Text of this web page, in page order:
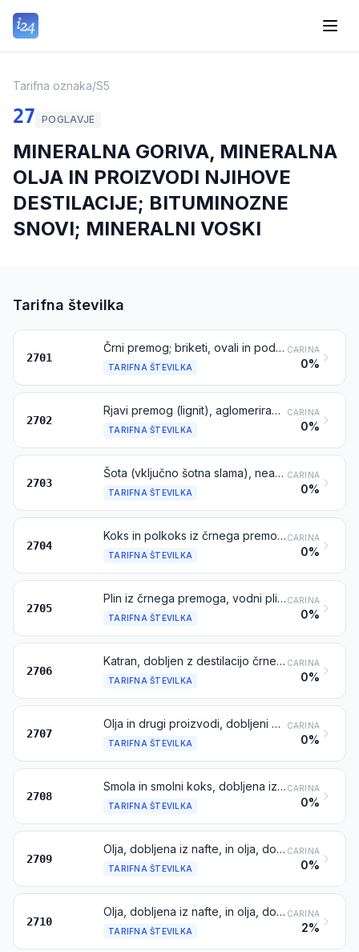
Tarifna oznaka/S5
27 POGLAVJE
MINERALNA GORIVA, MINERALNA
OLJA IN PROIZVODI NJIHOVE
DESTILACIJE; BITUMINOZNE
SNOVI; MINERALNI VOSKI
Tarifna številka
2701
Črni premog; briketi, ovali in podobna trdna goriva iz črnega premoga
TARIFNA ŠTEVILKA
CARINA
0%
2702
Rjavi premog (lignit), aglomeriran ali neaglomeriran, razen gagata
TARIFNA ŠTEVILKA
CARINA
0%
2703
Šota (vključno šotna slama), neaglomerirana ali aglomerirana
TARIFNA ŠTEVILKA
CARINA
0%
2704
Koks in polkoks iz črnega premoga, rjavega premoga (lignite) ali šote, neaglomeriran ali aglomeriran; retortno oglje
TARIFNA ŠTEVILKA
CARINA
0%
2705
Plin iz črnega premoga, vodni plin, generatorski plin in podobni plini, razen naftnih plinov in drugih plinastih ogljikovodikov
TARIFNA ŠTEVILKA
CARINA
0%
2706
Katran, dobljen z destilacijo črnega premoga, rjavega premoga (lignita) ali šote in drugi mineralni katrani, dehidrirani ali ne, ali deloma destilirani ali ne, vključno rekonstituirani katrani
TARIFNA ŠTEVILKA
CARINA
0%
2707
Olja in drugi proizvodi, dobljeni z destilacijo katrana iz črnega premoga pri visoki temperaturi; podobni proizvodi, pri katerih masa aromatskih sestavin presega maso nearomatskih sestavin
TARIFNA ŠTEVILKA
CARINA
0%
2708
Smola in smolni koks, dobljena iz katrana črnega premoga ali iz drugih mineralnih katranov
TARIFNA ŠTEVILKA
CARINA
0%
2709
Olja, dobljena iz nafte, in olja, dobljena iz bituminoznih mineralov, surova
TARIFNA ŠTEVILKA
CARINA
0%
2710
Olja, dobljena iz nafte, in olja, dobljena iz bituminoznih mineralov, razen surovih; proizvodi, ki niso navedeni in ne zajeti na drugem mestu, ki vsebujejo 70 mas. % ali več olj iz nafte ali olj, dobljenih iz bituminoznih mineralov, če so ta olja osnovne sestavine teh proizvodov; odpadna olja
TARIFNA ŠTEVILKA
CARINA
2%